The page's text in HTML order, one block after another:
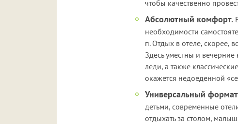
чтобы качественно
Абсолютный комфорт.
необходимости
п. Отдых в отеле, скорее,
Здесь уместны и
леди, а также
окажется недоеденной
Универсальный
детьми, современные
отдыхать за столом,